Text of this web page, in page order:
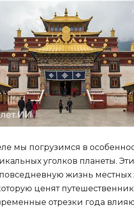
мы погрузимся в
уголков планеты.
жизнь
ценят
отрезки года